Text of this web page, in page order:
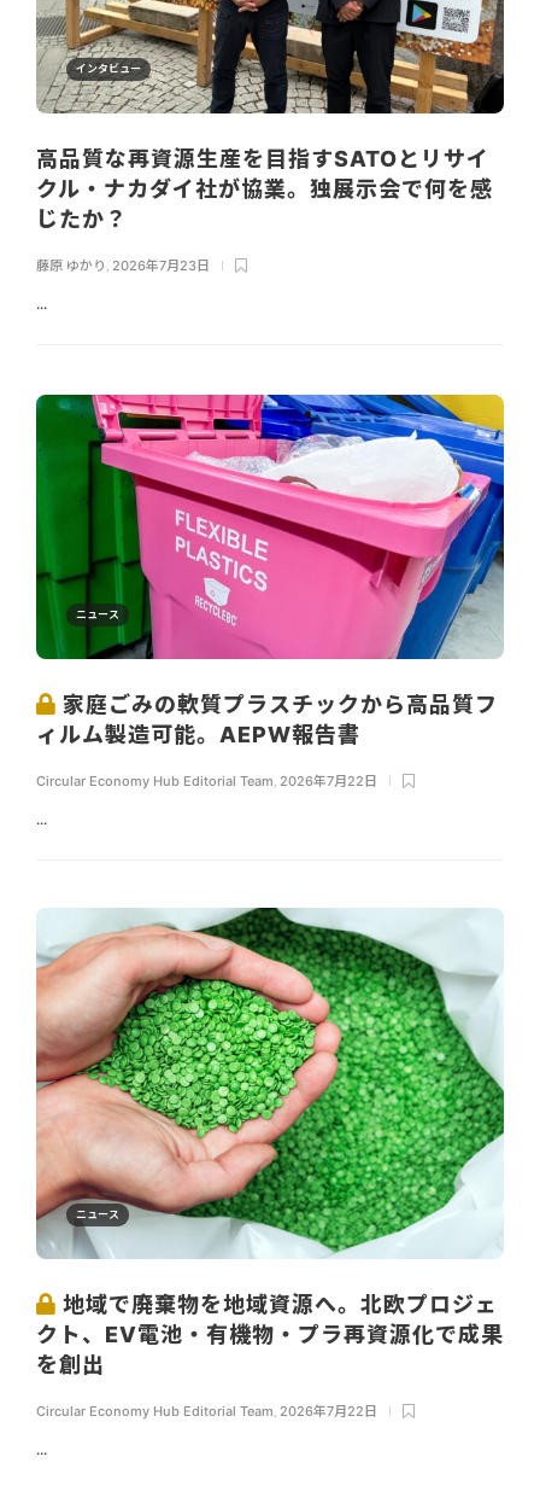
インタビュー
高品質な再資源生産を目指すSATOとリサイ
クル・ナカダイ社が協業。独展示会で何を感
じたか？
藤原 ゆかり , 2026年7月23日
...
ニュース
家庭ごみの軟質プラスチックから高品質フ
ィルム製造可能。AEPW報告書
Circular Economy Hub Editorial Team, 2026年7月22日
...
ニュース
地域で廃棄物を地域資源へ。北欧プロジェ
クト、EV電池・有機物・プラ再資源化で成果
を創出
Circular Economy Hub Editorial Team, 2026年7月22日
...